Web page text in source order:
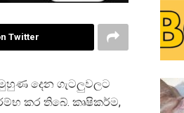
Twitter
දෙන ගැටලුවලට
කර තිබේ. කෘෂිකර්ම,